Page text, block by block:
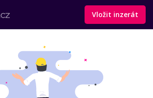
Vložit inzerát